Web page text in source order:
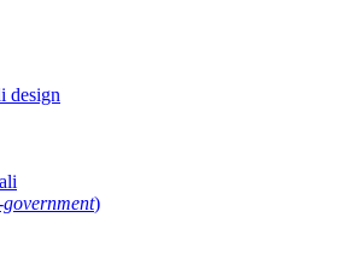
design
government)